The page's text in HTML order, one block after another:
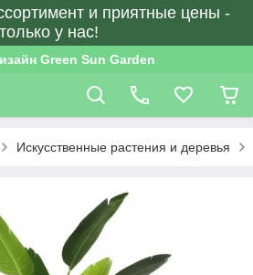
и приятные цены -
только у нас!
Green Sun Garden
Искусственные растения и деревья